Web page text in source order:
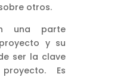
otros.
una parte
y su
ser la clave
Es